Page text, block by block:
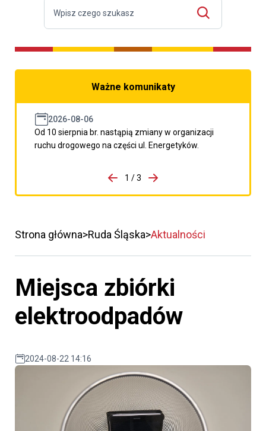
Ważne komunikaty
2026-08-06
Od 10 sierpnia br. nastąpią zmiany w organizacji
ruchu drogowego na części ul. Energetyków.
porzpedniego komunikatu
1 / 3
Przejdź do następnego
Strona główna Ruda Śląska Aktualności
Miejsca zbiórki
elektroodpadów
2024-08-22 14:16